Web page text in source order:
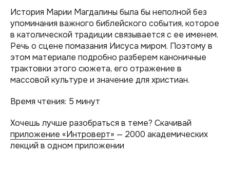
История Марии Магдалины была бы неполной без
упоминания важного библейского события, которое
в католической традиции связывается с ее именем.
Речь о сцене помазания Иисуса миром. Поэтому в
этом материале подробно разберем каноничные
трактовки этого сюжета, его отражение в
массовой культуре и значение для христиан.
Время чтения: 5 минут
Хочешь лучше разобраться в теме? Скачивай
приложение «Интроверт» — 2000 академических
лекций в одном приложении